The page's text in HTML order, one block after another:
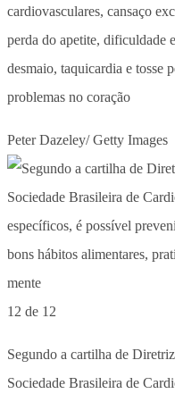
cardiovasculares, cansaço
perda do apetite, dificuldade
desmaio, taquicardia e tosse
problemas no coração
Peter Dazeley/ Getty Images
12 de 12
Segundo a cartilha de
Sociedade Brasileira de